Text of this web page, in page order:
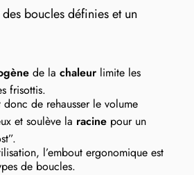
boucles définies et un
de la chaleur limite les
frisottis.
de rehausser le volume
et soulève la racine pour un
l’embout ergonomique est
de boucles.